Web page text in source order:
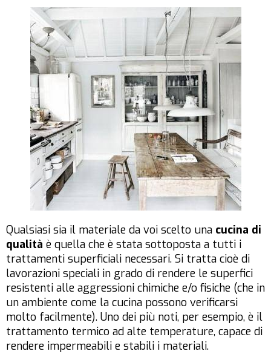
Qualsiasi sia il materiale da voi scelto una cucina di
qualità è quella che è stata sottoposta a tutti i
trattamenti superficiali necessari. Si tratta cioè di
lavorazioni speciali in grado di rendere le superfici
resistenti alle aggressioni chimiche e/o fisiche (che in
un ambiente come la cucina possono verificarsi
molto facilmente). Uno dei più noti, per esempio, è il
trattamento termico ad alte temperature, capace di
rendere impermeabili e stabili i materiali.